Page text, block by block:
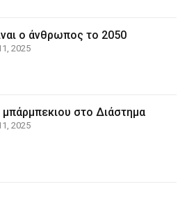
ο άνθρωπος το 2050
2025
στο Διάστημα
2025